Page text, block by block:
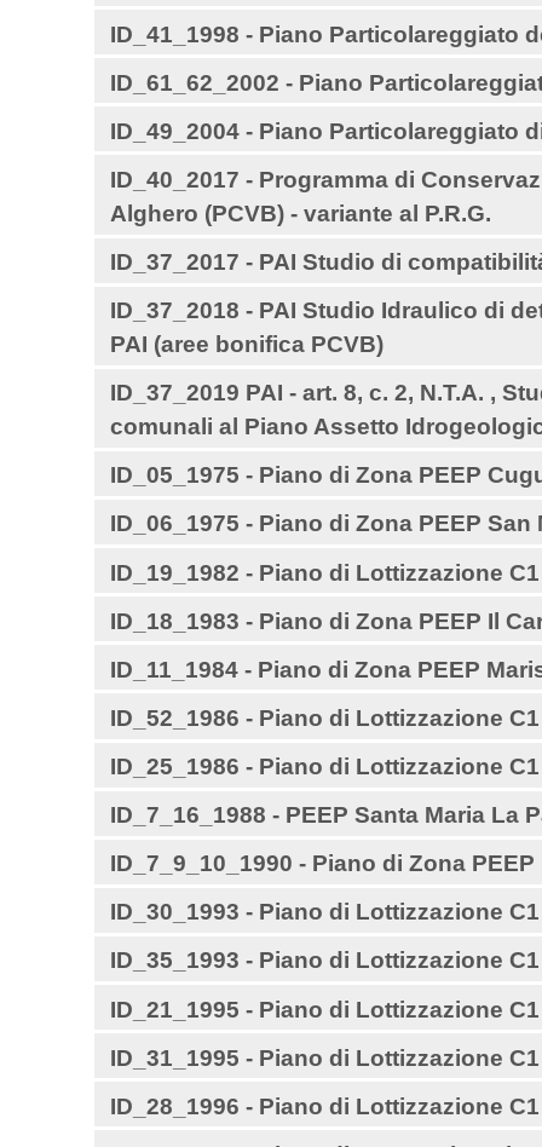
ID_41_1998 - Piano Particolareggiato
ID_61_62_2002 - Piano
ID_49_2004 - Piano Particolareggiato
ID_40_2017 - Programma di
Alghero (PCVB) - variante al P.R.G.
ID_37_2017 - PAI Studio di
ID_37_2018 - PAI Studio Idraulico di
PAI (aree bonifica PCVB)
ID_37_2019 PAI - art. 8, c. 2, N.T.A. ,
comunali al Piano Assetto
ID_05_1975 - Piano di Zona PEEP
ID_06_1975 - Piano di Zona PEEP San
ID_19_1982 - Piano di Lottizzazione
ID_18_1983 - Piano di Zona PEEP Il
ID_11_1984 - Piano di Zona PEEP
ID_52_1986 - Piano di Lottizzazione
ID_25_1986 - Piano di Lottizzazione
ID_7_16_1988 - PEEP Santa Maria La
ID_7_9_10_1990 - Piano di Zona
ID_30_1993 - Piano di Lottizzazione
ID_35_1993 - Piano di Lottizzazione
ID_21_1995 - Piano di Lottizzazione
ID_31_1995 - Piano di Lottizzazione
ID_28_1996 - Piano di Lottizzazione